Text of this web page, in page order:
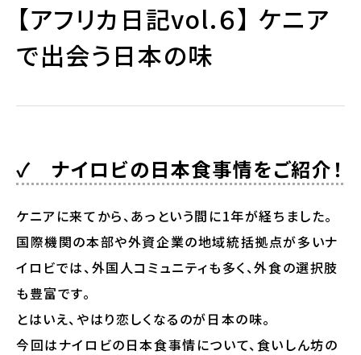
【アフリカ日記vol.６】 ケニア
で出会う日本の味
✓ ナイロビの日本食事情をご紹介！
ケニアに来てから、あっという間に1年が経ちました。
国際機関の本部や外資企業の地域統括拠点が多いナ
イロビでは、外国人コミュニティも多く、外食の選択肢
も豊富です。
とはいえ、やはり恋しくなるのが日本の味。
今回はナイロビの日本食事情について、食いしん坊の